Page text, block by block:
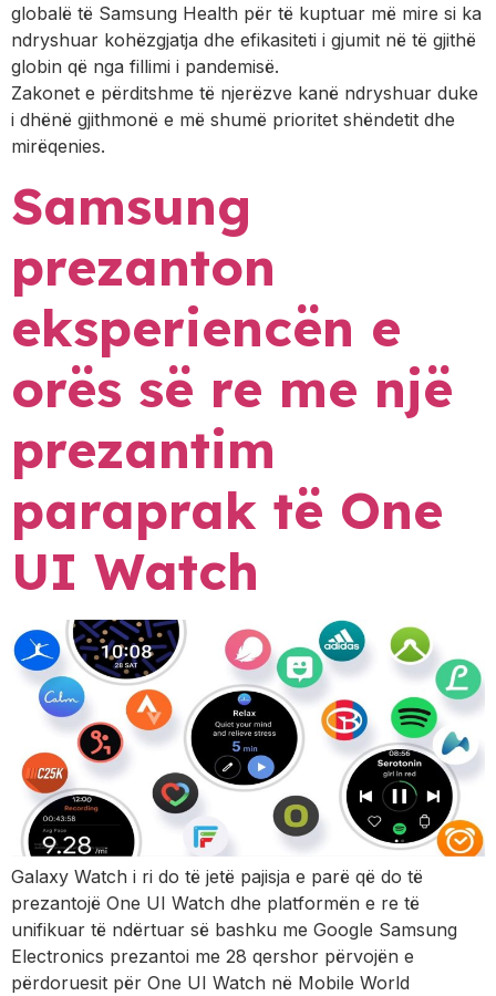
globalë të Samsung Health për të kuptuar më mire si ka
ndryshuar kohëzgjatja dhe efikasiteti i gjumit në të gjithë
globin që nga fillimi i pandemisë.
Zakonet e përditshme të njerëzve kanë ndryshuar duke
i dhënë gjithmonë e më shumë prioritet shëndetit dhe
mirëqenies.
Samsung
prezanton
eksperiencën e
orës së re me një
prezantim
paraprak të One
UI Watch
Galaxy Watch i ri do të jetë pajisja e parë që do të
prezantojë One UI Watch dhe platformën e re të
unifikuar të ndërtuar së bashku me Google Samsung
Electronics prezantoi me 28 qershor përvojën e
përdoruesit për One UI Watch në Mobile World